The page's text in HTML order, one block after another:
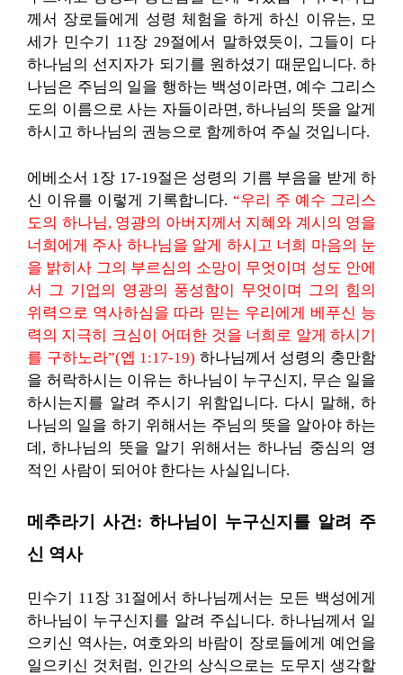
께서 장로들에게 성령 체험을 하게 하신 이유는, 모
세가 민수기 11장 29절에서 말하였듯이, 그들이 다
하나님의 선지자가 되기를 원하셨기 때문입니다. 하
나님은 주님의 일을 행하는 백성이라면, 예수 그리스
도의 이름으로 사는 자들이라면, 하나님의 뜻을 알게
하시고 하나님의 권능으로 함께하여 주실 것입니다.
에베소서 1장 17-19절은 성령의 기름 부음을 받게 하
신 이유를 이렇게 기록합니다. “우리 주 예수 그리스
도의 하나님, 영광의 아버지께서 지혜와 계시의 영을
너희에게 주사 하나님을 알게 하시고 너희 마음의 눈
을 밝히사 그의 부르심의 소망이 무엇이며 성도 안에
서 그 기업의 영광의 풍성함이 무엇이며 그의 힘의
위력으로 역사하심을 따라 믿는 우리에게 베푸신 능
력의 지극히 크심이 어떠한 것을 너희로 알게 하시기
를 구하노라”(엡 1:17-19) 하나님께서 성령의 충만함
을 허락하시는 이유는 하나님이 누구신지, 무슨 일을
하시는지를 알려 주시기 위함입니다. 다시 말해, 하
나님의 일을 하기 위해서는 주님의 뜻을 알아야 하는
데, 하나님의 뜻을 알기 위해서는 하나님 중심의 영
적인 사람이 되어야 한다는 사실입니다.
메추라기 사건: 하나님이 누구신지를 알려 주
신 역사
민수기 11장 31절에서 하나님께서는 모든 백성에게
하나님이 누구신지를 알려 주십니다. 하나님께서 일
으키신 역사는, 여호와의 바람이 장로들에게 예언을
일으키신 것처럼, 인간의 상식으로는 도무지 생각할